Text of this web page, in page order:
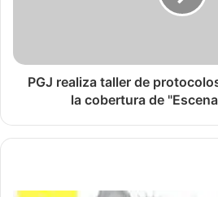
PGJ realiza taller de
la cobertura de